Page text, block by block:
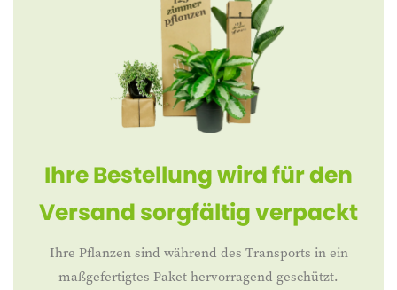
Ihre Bestellung wird für den
Versand sorgfältig verpackt
Ihre Pflanzen sind während des Transports in ein
maßgefertigtes Paket hervorragend geschützt.